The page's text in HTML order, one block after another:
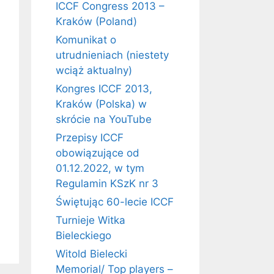
ICCF Congress 2013 –
Kraków (Poland)
Komunikat o
utrudnieniach (niestety
wciąż aktualny)
Kongres ICCF 2013,
Kraków (Polska) w
skrócie na YouTube
Przepisy ICCF
obowiązujące od
01.12.2022, w tym
Regulamin KSzK nr 3
Świętując 60-lecie ICCF
Turnieje Witka
Bieleckiego
Witold Bielecki
Memorial/ Top players –